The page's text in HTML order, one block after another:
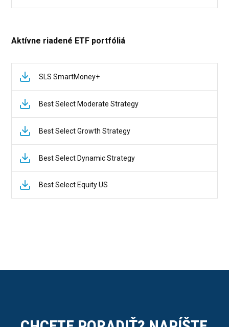
Aktívne riadené ETF portfóliá
SLS SmartMoney+
Best Select Moderate Strategy
Best Select Growth Strategy
Best Select Dynamic Strategy
Best Select Equity US